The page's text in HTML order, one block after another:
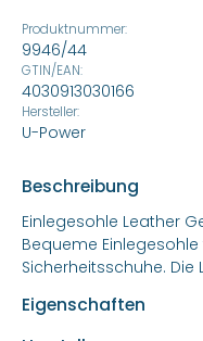
Produktnummer:
9946/44
GTIN/EAN:
4030913030166
Hersteller:
U-Power
Beschreibung
Einlegesohle Leather
Bequeme Einlegesohle
Sicherheitsschuhe. Die
Eigenschaften